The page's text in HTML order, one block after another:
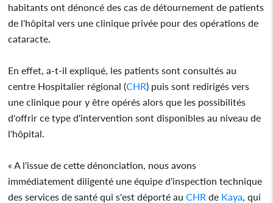
habitants ont dénoncé des cas de détournement de patients
de l'hôpital vers une clinique privée pour des opérations de
cataracte.
En effet, a-t-il expliqué, les patients sont consultés au
centre Hospitalier régional (CHR) puis sont redirigés vers
une clinique pour y être opérés alors que les possibilités
d'offrir ce type d'intervention sont disponibles au niveau de
l'hôpital.
« A l'issue de cette dénonciation, nous avons
immédiatement diligenté une équipe d'inspection technique
des services de santé qui s'est déporté auCHR de Kaya , qui